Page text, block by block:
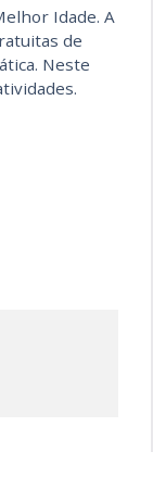
Idade. A
de
Neste